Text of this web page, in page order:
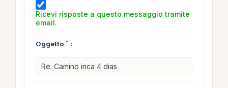
Ricevi risposte a questo messaggio tramite
email.
Oggetto * :